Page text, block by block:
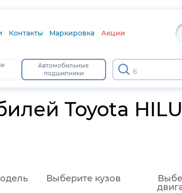
Контакты Маркировка Акции
Автомобильные
подшипники
630
Toyota
Выберите кузов